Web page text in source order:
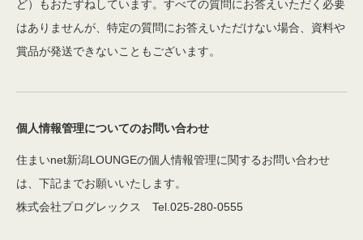
ど）もおたずねしています。すべての質問にお答えいただく必要
はありませんが、特定の質問にお答えいただけない場合、資料や
賞品が発送できないこともございます。
個人情報管理についてのお問い合わせ
住まいnet新潟LOUNGEの個人情報管理に関するお問い合わせ
は、下記までお願いいたします。
株式会社プログレックス Tel.025-280-0555